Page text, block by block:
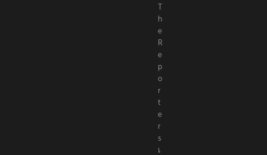
T
h
e
R
e
p
o
r
t
e
r
s
เ